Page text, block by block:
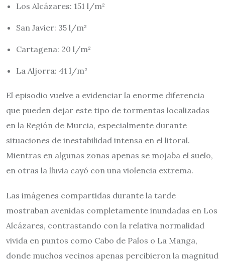
Los Alcázares: 151 l/m²
San Javier: 35 l/m²
Cartagena: 20 l/m²
La Aljorra: 41 l/m²
El episodio vuelve a evidenciar la enorme diferencia
que pueden dejar este tipo de tormentas localizadas
en la Región de Murcia, especialmente durante
situaciones de inestabilidad intensa en el litoral.
Mientras en algunas zonas apenas se mojaba el suelo,
en otras la lluvia cayó con una violencia extrema.
Las imágenes compartidas durante la tarde
mostraban avenidas completamente inundadas en Los
Alcázares, contrastando con la relativa normalidad
vivida en puntos como Cabo de Palos o La Manga,
donde muchos vecinos apenas percibieron la magnitud